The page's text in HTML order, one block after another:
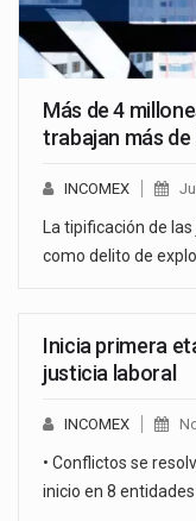
Más de 4
trabajan más
INCOMEX
La tipificación de
como delito de
Inicia primera
justicia laboral
INCOMEX
• Conflictos se
inicio en 8 entidades